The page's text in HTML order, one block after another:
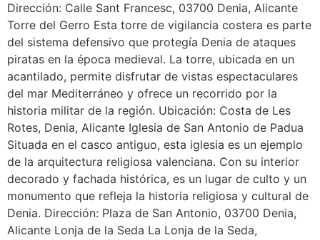
Dirección: Calle Sant Francesc, 03700 Denia, Alicante
Torre del Gerro Esta torre de vigilancia costera es parte
del sistema defensivo que protegía Denia de ataques
piratas en la época medieval. La torre, ubicada en un
acantilado, permite disfrutar de vistas espectaculares
del mar Mediterráneo y ofrece un recorrido por la
historia militar de la región. Ubicación: Costa de Les
Rotes, Denia, Alicante Iglesia de San Antonio de Padua
Situada en el casco antiguo, esta iglesia es un ejemplo
de la arquitectura religiosa valenciana. Con su interior
decorado y fachada histórica, es un lugar de culto y un
monumento que refleja la historia religiosa y cultural de
Denia. Dirección: Plaza de San Antonio, 03700 Denia,
Alicante Lonja de la Seda La Lonja de la Seda,